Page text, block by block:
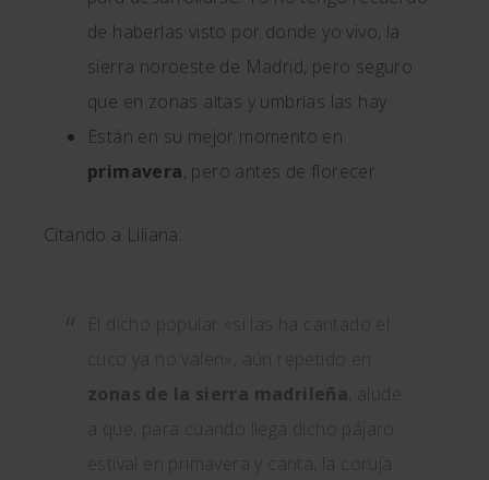
de haberlas visto por donde yo vivo, la
sierra noroeste de Madrid, pero seguro
que en zonas altas y umbrías las hay.
Están en su mejor momento en
primavera, pero antes de florecer.
Citando a Liliana:
El dicho popular «si las ha cantado el
cuco ya no valen», aún repetido en
zonas de la sierra madrileña
a que, para cuando llega dicho pájaro
estival en primavera y canta, la coruja